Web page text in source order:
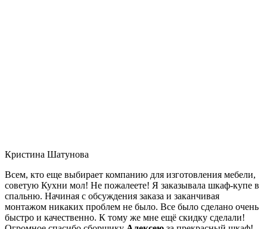
Кристина Шатунова
Всем, кто еще выбирает компанию для изготовления мебели,
советую Кухни мол! Не пожалеете! Я заказывала шкаф-купе в
спальню. Начиная с обсуждения заказа и заканчивая
монтажом никаких проблем не было. Все было сделано очень
быстро и качественно. К тому же мне ещё скидку сделали!